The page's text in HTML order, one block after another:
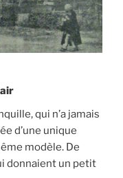
qui n’a jamais
d’une unique
modèle. De
donnaient un petit